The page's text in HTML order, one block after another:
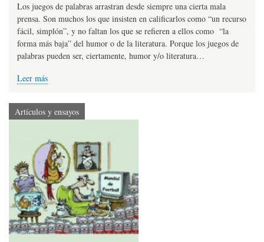
Los juegos de palabras arrastran desde siempre una cierta mala
prensa. Son muchos los que insisten en calificarlos como “un recurso
fácil, simplón”, y no faltan los que se refieren a ellos como “la
forma más baja” del humor o de la literatura. Porque los juegos de
palabras pueden ser, ciertamente, humor y/o literatura…
Leer más
Artículos y ensayos